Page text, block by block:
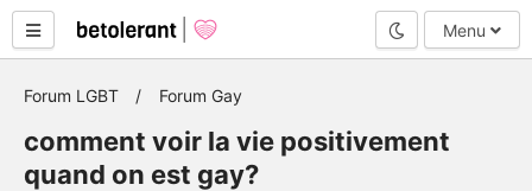
Mode nuit
Menu
Forum LGBT Forum Gay
comment voir la vie positivement
quand on est gay?